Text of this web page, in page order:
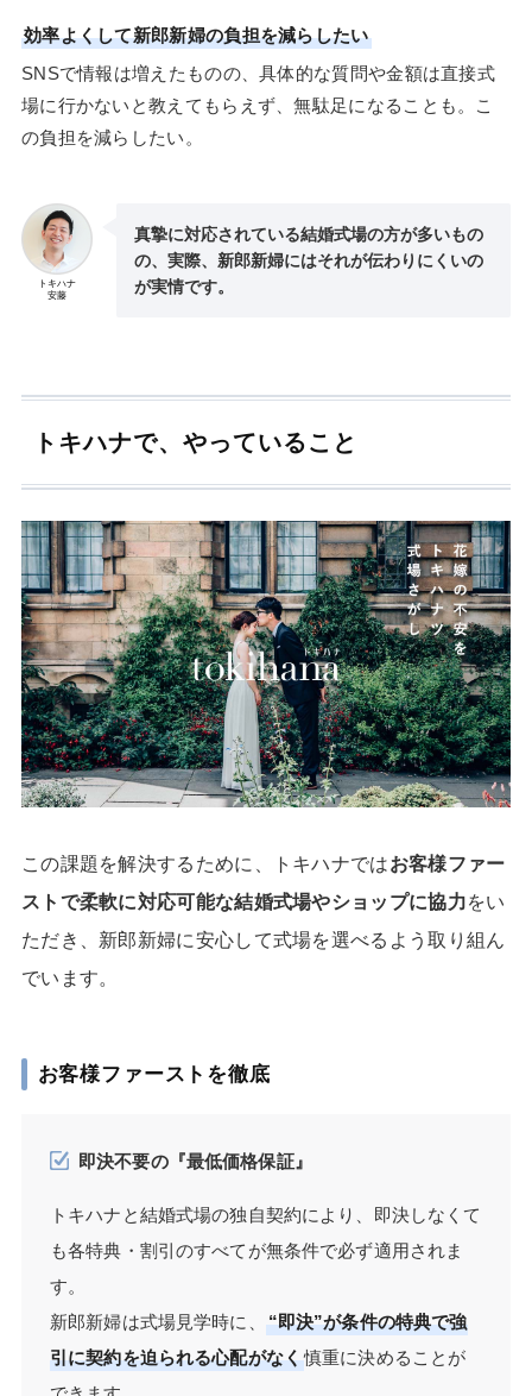
効率よくして新郎新婦の負担を減らしたい
SNSで情報は増えたものの、具体的な質問や金額は直接式
場に行かないと教えてもらえず、無駄足になることも。こ
の負担を減らしたい。
トキハナ
安藤
真摯に対応されている結婚式場の方が多いもの
の、実際、新郎新婦にはそれが伝わりにくいの
が実情です。
トキハナで、やっていること
この課題を解決するために、トキハナではお客様ファー
ストで柔軟に対応可能な結婚式場やショップに協力をい
ただき、新郎新婦に安心して式場を選べるよう取り組ん
でいます。
お客様ファーストを徹底
即決不要の『最低価格保証』
トキハナと結婚式場の独自契約により、即決しなくて
も各特典・割引のすべてが無条件で必ず適用されま
す。
新郎新婦は式場見学時に、
“即決”が条件の特典で強
引に契約を迫られる心配がなく慎重に決めることが